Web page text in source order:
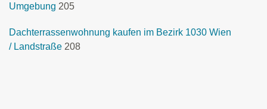
Umgebung 205
Dachterrassenwohnung kaufen im Bezirk 1030 Wien
/ Landstraße 208